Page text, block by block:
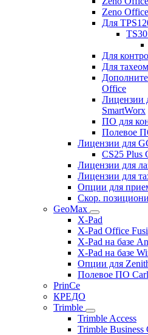
Zeno
Для
TS30
Для
Для
Office
Лицензии
SmartWorx
ПО для
Полевое
Лицензии для
CS25 Plus
Лицензии для
Лицензии для
Опции для
Скор.
GeoMax
X-Pad
X-Pad Office
X-Pad на базе
X-Pad на базе
Опции для
Полевое ПО
PrinCe
КРЕДО
Trimble
Trimble Access
Trimble Business